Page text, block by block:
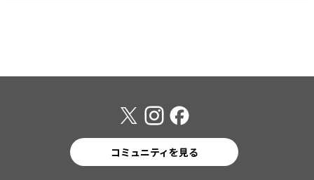
コミュニティを見る